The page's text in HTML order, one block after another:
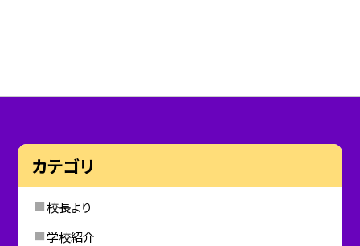
カテゴリ
校長より
学校紹介